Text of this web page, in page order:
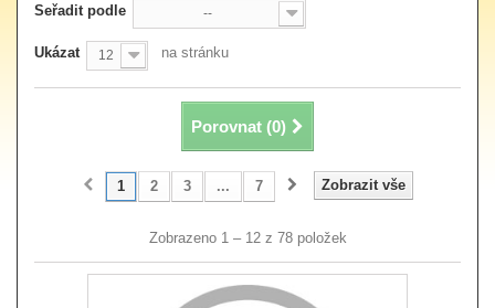
Seřadit podle --
Ukázat 12 na stránku
Porovnat (0)
Zobrazit vše
1 2 3 ... 7
Zobrazeno 1 – 12 z 78 položek